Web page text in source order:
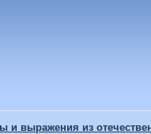
и выражения из